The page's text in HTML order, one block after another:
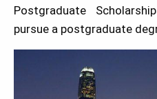
Postgraduate
pursue a postgraduate